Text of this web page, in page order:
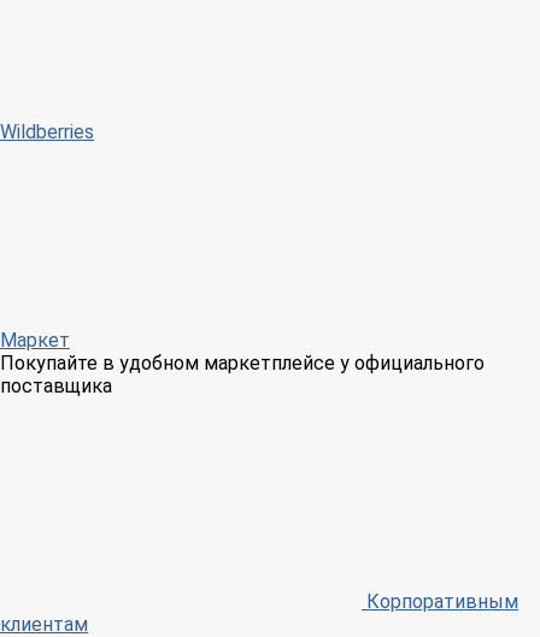
Wildberries
Маркет
Покупайте в удобном маркетплейсе у официального
поставщика
Корпоративным
клиентам